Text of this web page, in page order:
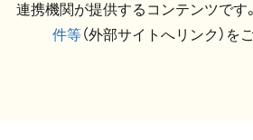
連携機関が提供するコンテンツです。
件等（外部サイトへリンク）を